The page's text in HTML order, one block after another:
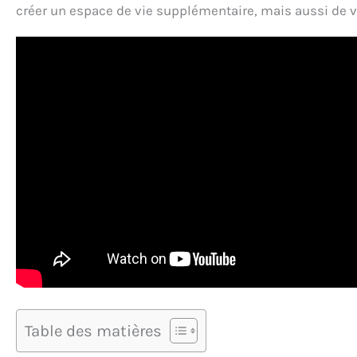
créer un espace de vie supplémentaire, mais aussi
Table des matières